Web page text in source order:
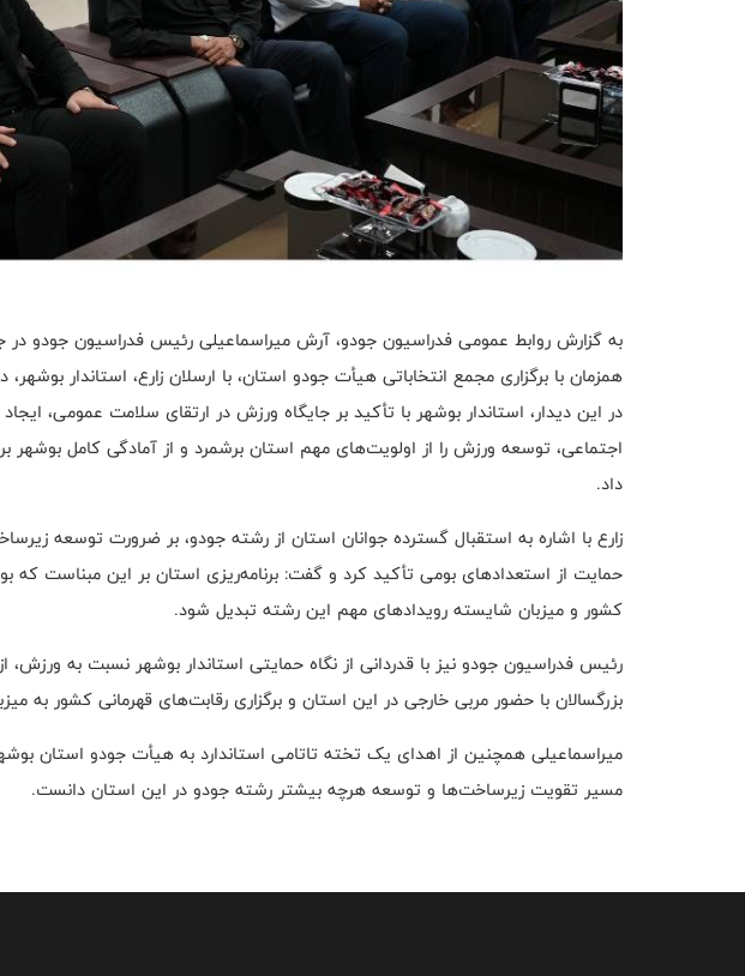
به گزارش روابط عمومی فدراسیون جودو، آرش میراسماعیلی رئیس فدراسیون جودو
همزمان با برگزاری مجمع انتخاباتی هیأت جودو استان، با ارسلان زارع، استاندار
در این دیدار، استاندار بوشهر با تأکید بر جایگاه ورزش در ارتقای سلامت عمومی،
اجتماعی، توسعه ورزش را از اولویت‌های مهم استان برشمرد و از آمادگی کامل بوشهر
داد.
زارع با اشاره به استقبال گسترده جوانان استان از رشته جودو، بر ضرورت توسعه
حمایت از استعدادهای بومی تأکید کرد و گفت: برنامه‌ریزی استان بر این مبناست
کشور و میزبان شایسته رویدادهای مهم این رشته تبدیل شود.
رئیس فدراسیون جودو نیز با قدردانی از نگاه حمایتی استاندار بوشهر نسبت به ورزش،
بزرگسالان با حضور مربی خارجی در این استان و برگزاری رقابت‌های قهرمانی کشور به
میراسماعیلی همچنین از اهدای یک تخته تاتامی استاندارد به هیأت جودو استان
مسیر تقویت زیرساخت‌ها و توسعه هرچه بیشتر رشته جودو در این استان دانست.